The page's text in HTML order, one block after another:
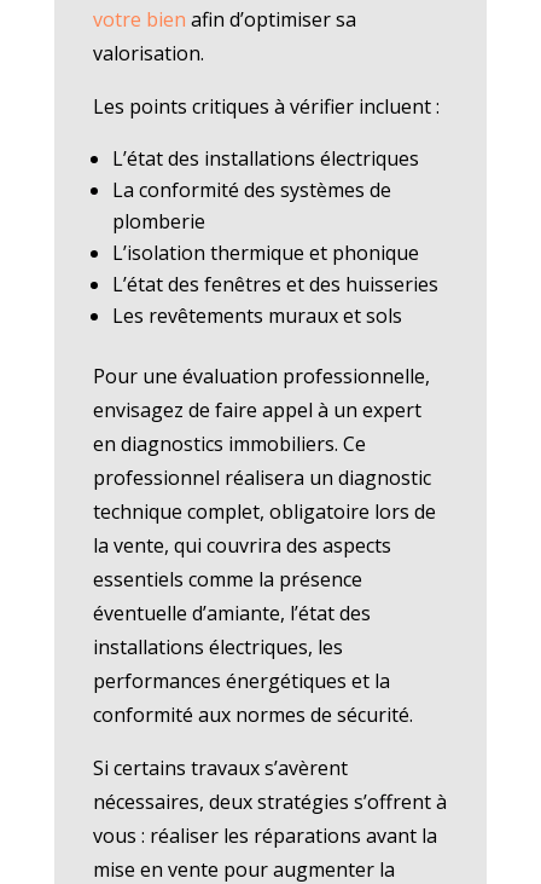
votre bien afin d’optimiser sa
valorisation.
Les points critiques à vérifier incluent :
L’état des installations électriques
La conformité des systèmes de
plomberie
L’isolation thermique et phonique
L’état des fenêtres et des huisseries
Les revêtements muraux et sols
Pour une évaluation professionnelle,
envisagez de faire appel à un expert
en diagnostics immobiliers. Ce
professionnel réalisera un diagnostic
technique complet, obligatoire lors de
la vente, qui couvrira des aspects
essentiels comme la présence
éventuelle d’amiante, l’état des
installations électriques, les
performances énergétiques et la
conformité aux normes de sécurité.
Si certains travaux s’avèrent
nécessaires, deux stratégies s’offrent à
vous : réaliser les réparations avant la
mise en vente pour augmenter la